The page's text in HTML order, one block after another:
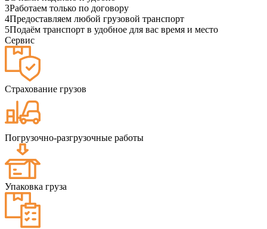
3Работаем только по договору
4Предоставляем любой грузовой транспорт
5Подаём транспорт в удобное для вас время и место
Сервис
Страхование грузов
Погрузочно-разгрузочные работы
Упаковка груза